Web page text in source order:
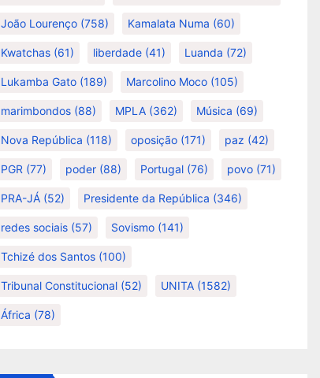
João Lourenço (758) Kamalata Numa (60)
Kwatchas (61) liberdade (41) Luanda (72)
Lukamba Gato (189) Marcolino Moco (105)
marimbondos (88) MPLA (362) Música (69)
Nova República (118) oposição (171) paz (42)
PGR (77) poder (88) Portugal (76) povo (71)
PRA-JÁ (52) Presidente da República (346)
redes sociais (57) Sovismo (141)
Tchizé dos Santos (100)
Tribunal Constitucional (52) UNITA (1582)
África (78)